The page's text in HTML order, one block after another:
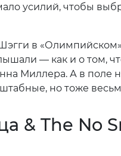
усилий, чтобы
в «Олимпийском»
— как и о том,
Миллера. А в поле
но тоже
& The No